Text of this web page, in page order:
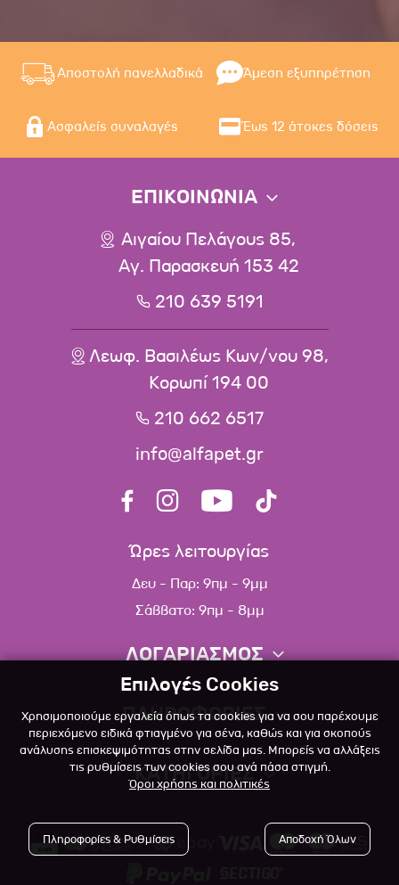
Αποστολή πανελλαδικά Άμεση εξυπηρέτηση
Ασφαλείς συναλαγές Έως 12 άτοκες δόσεις
ΕΠΙΚΟΙΝΩΝΙΑ
Αιγαίου Πελάγους 85,
Αγ. Παρασκευή 153 42
210 639 5191
Λεωφ. Βασιλέως Κων/νου 98,
Κορωπί 194 00
210 662 6517
info@alfapet.gr
Ώρες λειτουργίας
Δευ - Παρ: 9πμ - 9μμ
Σάββατο: 9πμ - 8μμ
ΛΟΓΑΡΙΑΣΜΟΣ
Πληροφορίες λογαριασμού
Λίστα αγαπημένων
Πολιτική επιστροφών
ΠΛΗΡΟΦΟΡΙΕΣ
Σχετικά
Επικοινωνία
Blog
Όροι Χρήσης
ΚΑΤΗΓΟΡΙΕΣ
Επιλογές Cookies
Χρησιμοποιούμε εργαλεία όπως τα cookies για να σου παρέχουμε
περιεχόμενο ειδικά φτιαγμένο για σένα, καθώς και για σκοπούς
ανάλυσης επισκεψιμότητας στην σελίδα μας. Μπορείς να αλλάξεις
τις ρυθμίσεις των cookies σου ανά πάσα στιγμή.
Όροι χρήσης και πολιτικές
Πληροφορίες & Ρυθμίσεις Αποδοχή Όλων